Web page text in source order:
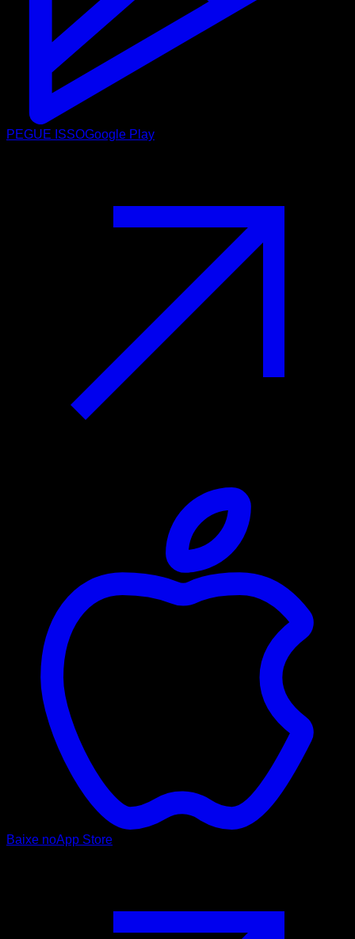
PEGUE ISSOGoogle Play
Baixe noApp Store